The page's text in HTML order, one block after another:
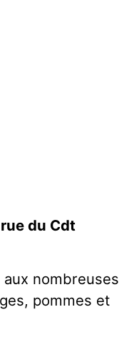
du Cdt
nombreuses
pommes et